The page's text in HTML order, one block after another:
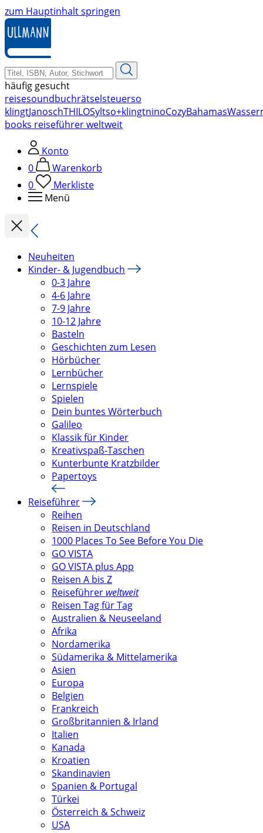
zum Hauptinhalt springen
häufig gesucht
reisesoundbuchrätselsteuerso
klingtJanoschTHILOSyltso+klingtninoCozyBahamas
books reiseführer weltweit
Konto
0
Warenkorb
0
Merkliste
Menü
Neuheiten
Kinder- & Jugendbuch
0-3 Jahre
4-6 Jahre
7-9 Jahre
10-12 Jahre
Basteln
Geschichten zum Lesen
Hörbücher
Lernbücher
Lernspiele
Spielen
Dein buntes Wörterbuch
Galileo
Klassik für Kinder
Kreativspaß-Taschen
Kunterbunte Kratzbilder
Papertoys
Reiseführer
Reihen
Reisen in Deutschland
1000 Places To See Before You Die
GO VISTA
GO VISTA plus App
Reisen A bis Z
Reiseführer weltweit
Reisen Tag für Tag
Australien & Neuseeland
Afrika
Nordamerika
Südamerika & Mittelamerika
Asien
Europa
Belgien
Frankreich
Großbritannien & Irland
Italien
Kanada
Kroatien
Skandinavien
Spanien & Portugal
Türkei
Österreich & Schweiz
USA